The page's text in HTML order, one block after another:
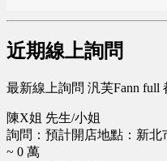
近期線上詢問
最新線上詢問 汎芙Fann full
陳X姐 先生/小姐
詢問：預計開店地點：新北
~ 0 萬